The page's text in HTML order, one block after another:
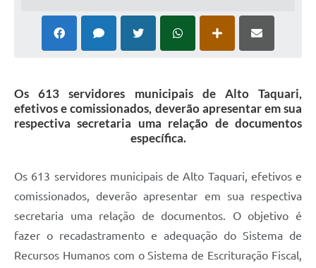
Os 613 servidores municipais de Alto Taquari,
efetivos e comissionados, deverão apresentar em sua
respectiva secretaria uma relação de documentos
específica.
Os 613 servidores municipais de Alto Taquari, efetivos e
comissionados, deverão apresentar em sua respectiva
secretaria uma relação de documentos. O objetivo é
fazer o recadastramento e adequação do Sistema de
Recursos Humanos com o Sistema de Escrituração Fiscal,